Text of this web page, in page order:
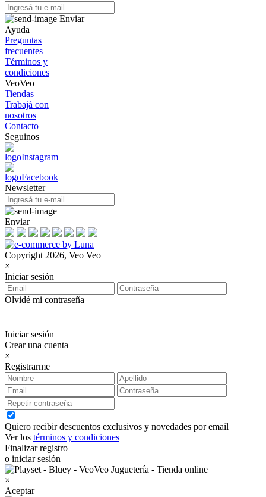
Enviar
Ayuda
Preguntas
frecuentes
Términos y
condiciones
VeoVeo
Tiendas
Trabajá con
nosotros
Contacto
Seguinos
Newsletter
Enviar
Copyright 2026, Veo Veo
×
Iniciar sesión
Olvidé mi contraseña
Iniciar sesión
Crear una cuenta
×
Registrarme
Quiero recibir descuentos exclusivos y novedades por email
Ver los términos y condiciones
Finalizar registro
o iniciar sesión
×
Aceptar